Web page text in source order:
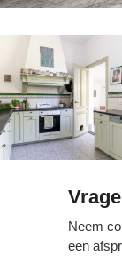
Neem
een